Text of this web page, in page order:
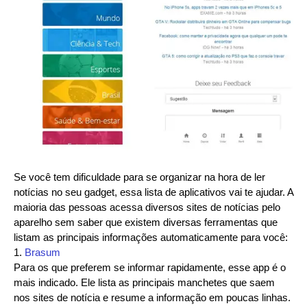
Se você tem dificuldade para se organizar na hora de ler
notícias no seu gadget, essa lista de aplicativos vai te ajudar. A
maioria das pessoas acessa diversos sites de notícias pelo
aparelho sem saber que existem diversas ferramentas que
listam as principais informações automaticamente para você:
1. Brasum
Para os que preferem se informar rapidamente, esse app é o
mais indicado. Ele lista as principais manchetes que saem
nos sites de notícia e resume a informação em poucas linhas.